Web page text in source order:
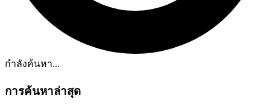
กำลังค้นหา...
การค้นหาล่าสุด